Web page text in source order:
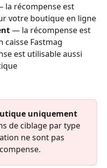
la récompense est
votre boutique en ligne
— la récompense est
caisse Fastmag
est utilisable aussi
uniquement
de ciblage par type
ne sont pas